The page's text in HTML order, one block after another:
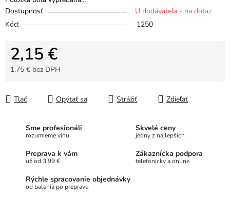
Dostupnosť
U dodávateľa - na dotaz
Kód:
1250
2,15 €
1,75 € bez DPH
Tlač
Opýtať sa Strážiť Zdieľať
Sme profesionáli
rozumieme vínu
Skvelé ceny
jedny z najlepších
Preprava k vám
už od 3,99 €
Zákaznícka podpora
telefonicky a online
Rýchle spracovanie objednávky
od balenia po prepravu